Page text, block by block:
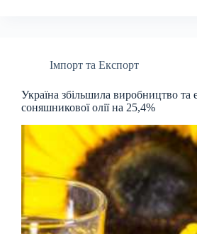
Імпорт та Експорт
Україна збільшила виробництво та
соняшникової олії на 25,4%